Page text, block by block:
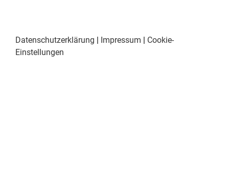
Datenschutzerklärung | Impressum | Cookie-
Einstellungen